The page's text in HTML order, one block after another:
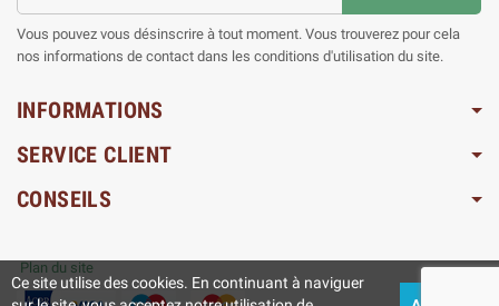
Vous pouvez vous désinscrire à tout moment. Vous trouverez pour cela
nos informations de contact dans les conditions d'utilisation du site.
INFORMATIONS
SERVICE CLIENT
CONSEILS
Plan du site
Ce site utilise des cookies. En continuant à naviguer